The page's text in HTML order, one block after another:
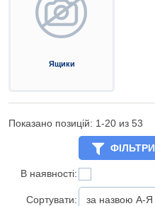
Ящики
Показано позицій: 1-20 из 53
ФІЛЬТРИ
В наявності:
Сортувати: за назвою А-Я